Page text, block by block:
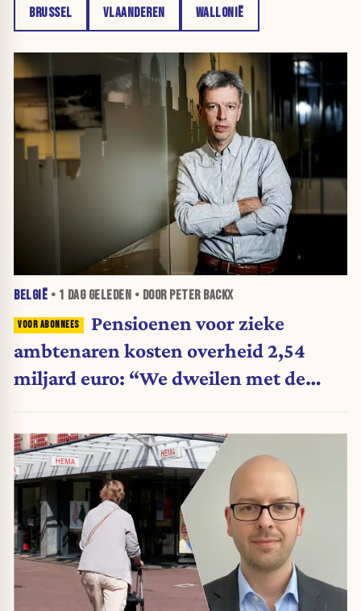
BRUSSEL VLAANDEREN WALLONIË
BELGIË • 1 DAGGELEDEN • DOOR PETER BACKX
Pensioenen voor zieke
ambtenaren kosten overheid 2,54
miljard euro: “We dweilen met de